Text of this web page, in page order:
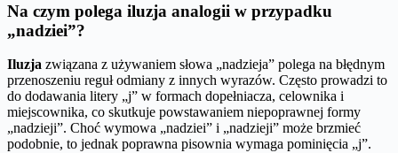
Na czym polega iluzja analogii w przypadku
„nadziei”?
Iluzja związana z używaniem słowa „nadzieja” polega na błędnym
przenoszeniu reguł odmiany z innych wyrazów. Często prowadzi to
do dodawania litery „j” w formach dopełniacza, celownika i
miejscownika, co skutkuje powstawaniem niepoprawnej formy
„nadzieji”. Choć wymowa „nadziei” i „nadzieji” może brzmieć
podobnie, to jednak poprawna pisownia wymaga pominięcia „j”.